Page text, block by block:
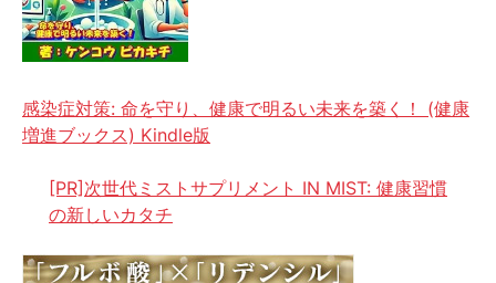
感染症対策: 命を守り、健康で明るい未来を築く！ (健康
増進ブックス) Kindle版
[PR]次世代ミストサプリメント IN MIST: 健康習慣
の新しいカタチ